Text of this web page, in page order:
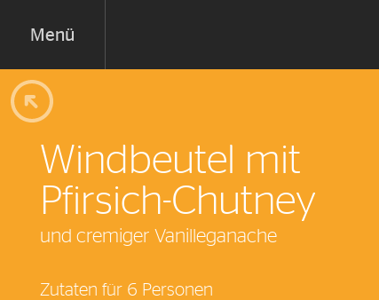
Menü
Windbeutel mit
Pfirsich-Chutney
und cremiger Vanilleganache
Zutaten für 6 Personen